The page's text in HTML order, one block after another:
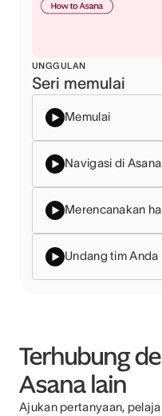
UNGGULAN
Seri memulai
Memulai
Navigasi di Asana
Merencanakan
Undang tim Anda
Terhubung
Asana lain
Ajukan pertanyaan,